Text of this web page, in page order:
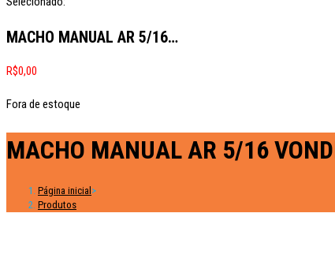
MACHO MANUAL AR 5/16…
R$0,00
Fora de estoque
MACHO MANUAL AR 5/16
Página inicial >
Produtos